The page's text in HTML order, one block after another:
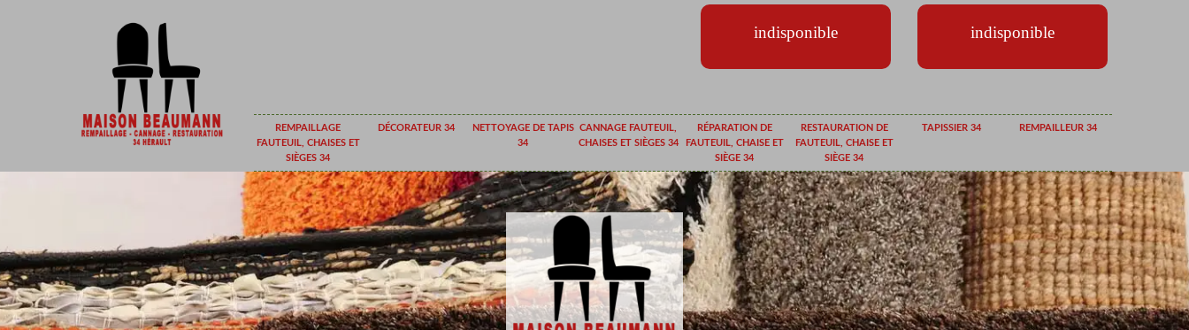
indisponible indisponible
REMPAILLAGE
FAUTEUIL, CHAISES ET
SIÈGES 34
DÉCORATEUR 34
NETTOYAGE DE TAPIS
34
CANNAGE FAUTEUIL,
CHAISES ET SIÈGES 34
RÉPARATION DE
FAUTEUIL, CHAISE ET
SIÈGE 34
RESTAURATION DE
FAUTEUIL, CHAISE ET
SIÈGE 34
TAPISSIER 34 REMPAILLEUR 34